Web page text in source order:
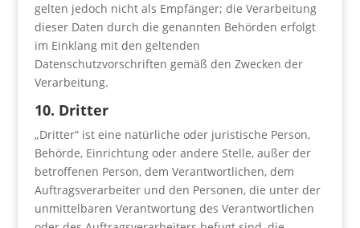
gelten jedoch nicht als Empfänger; die Verarbeitung
dieser Daten durch die genannten Behörden erfolgt
im Einklang mit den geltenden
Datenschutzvorschriften gemäß den Zwecken der
Verarbeitung.
10. Dritter
„Dritter“ ist eine natürliche oder juristische Person,
Behörde, Einrichtung oder andere Stelle, außer der
betroffenen Person, dem Verantwortlichen, dem
Auftragsverarbeiter und den Personen, die unter der
unmittelbaren Verantwortung des Verantwortlichen